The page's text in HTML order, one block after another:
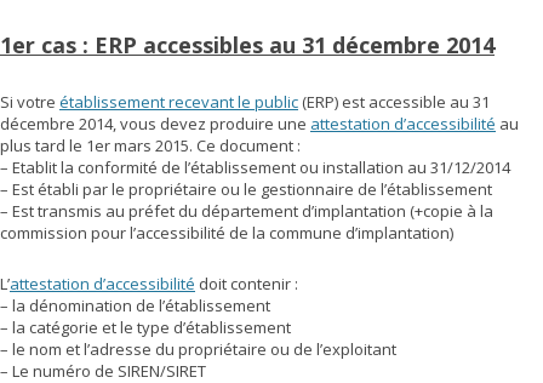
1er cas : ERP accessibles au 31 décembre 2014
Si votre établissement recevant le public (ERP) est accessible au 31
décembre 2014, vous devez produire une attestation d’accessibilité au
plus tard le 1er mars 2015. Ce document :
– Etablit la conformité de l’établissement ou installation au 31/12/2014
– Est établi par le propriétaire ou le gestionnaire de l’établissement
– Est transmis au préfet du département d’implantation (+copie à la
commission pour l’accessibilité de la commune d’implantation)
L’attestation d’accessibilité doit contenir :
– la dénomination de l’établissement
– la catégorie et le type d’établissement
– le nom et l’adresse du propriétaire ou de l’exploitant
– Le numéro de SIREN/SIRET